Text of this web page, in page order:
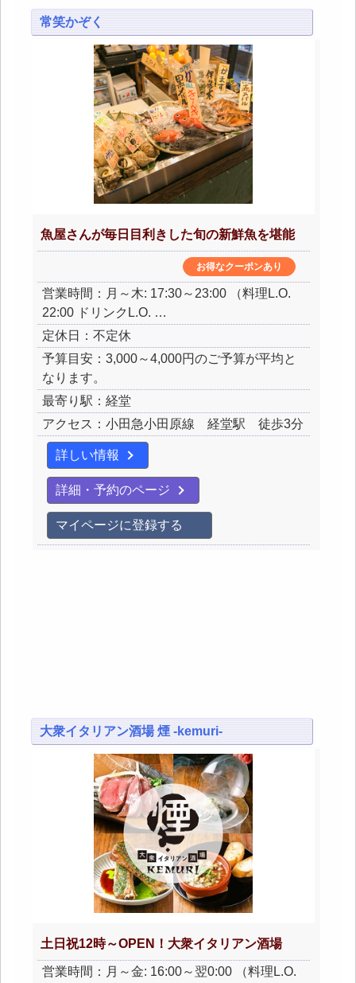
常笑かぞく
魚屋さんが毎日目利きした旬の新鮮魚を堪能
お得なクーポンあり
営業時間：月～木: 17:30～23:00 （料理L.O.
22:00 ドリンクL.O. …
定休日：不定休
予算目安：3,000～4,000円のご予算が平均と
なります。
最寄り駅：経堂
アクセス：小田急小田原線 経堂駅 徒歩3分
詳しい情報
詳細・予約のページ
マイページに登録する
大衆イタリアン酒場 煙 -kemuri-
土日祝12時～OPEN！大衆イタリアン酒場
営業時間：月～金: 16:00～翌0:00 （料理L.O.